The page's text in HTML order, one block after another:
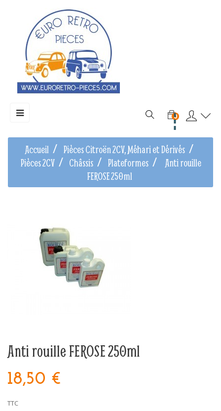
Basculer
☰ 0
Accueil
Pièces Citroën 2CV, Méhari et Dérivés
Pièces 2CV
Châssis Plateformes
Anti rouille
FEROSE 250ml
Anti rouille FEROSE 250ml
18,50 €
TTC